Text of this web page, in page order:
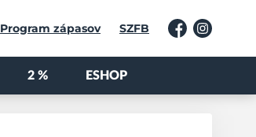
Program zápasov SZFB FacebookInstagram
2 % ESHOP